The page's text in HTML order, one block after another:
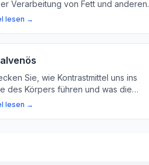
Verarbeitung von Fett und anderen
im Körper. Hier erfahren Sie, wie
lesen →
Sie, wie Kontrastmittel uns ins
des Körpers führen und was die
Phase bedeutet. Erfahren Sie
lesen →